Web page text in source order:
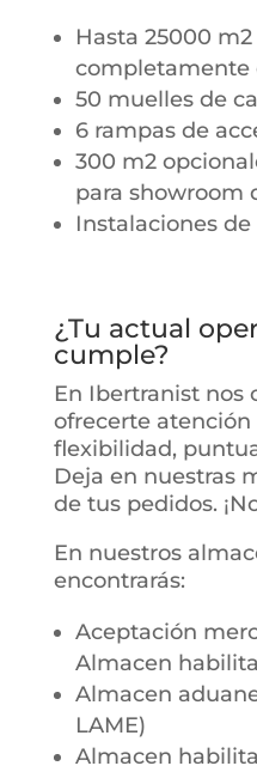
Hasta 25000
completamente
50 muelles de
6 rampas de
300 m2
para showroom
Instalaciones
¿Tu actual
cumple?
En Ibertranist nos
ofrecerte atención
flexibilidad,
Deja en nuestras
de tus pedidos.
En nuestros
encontrarás:
Aceptación
Almacen
Almacen
LAME)
Almacen